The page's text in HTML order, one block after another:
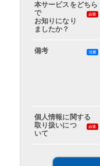
本サービスをどちら
で
お知りになり
ましたか？
備考
個人情報に関する
取り扱いにつ
いて